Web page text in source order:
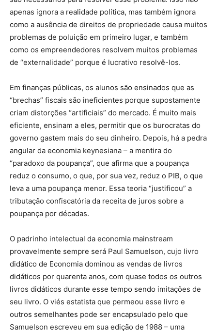
apenas ignora a realidade política, mas também ignora
como a ausência de direitos de propriedade causa muitos
problemas de poluição em primeiro lugar, e também
como os empreendedores resolvem muitos problemas
de “externalidade” porque é lucrativo resolvê-los.
Em finanças públicas, os alunos são ensinados que as
“brechas” fiscais são ineficientes porque supostamente
criam distorções “artificiais” do mercado. É muito mais
eficiente, ensinam a eles, permitir que os burocratas do
governo gastem mais do seu dinheiro. Depois, há a pedra
angular da economia keynesiana – a mentira do
“paradoxo da poupança”, que afirma que a poupança
reduz o consumo, o que, por sua vez, reduz o PIB, o que
leva a uma poupança menor. Essa teoria “justificou” a
tributação confiscatória da receita de juros sobre a
poupança por décadas.
O padrinho intelectual da economia mainstream
provavelmente sempre será Paul Samuelson, cujo livro
didático de Economia dominou as vendas de livros
didáticos por quarenta anos, com quase todos os outros
livros didáticos durante esse tempo sendo imitações de
seu livro. O viés estatista que permeou esse livro e
outros semelhantes pode ser encapsulado pelo que
Samuelson escreveu em sua edição de 1988 – uma